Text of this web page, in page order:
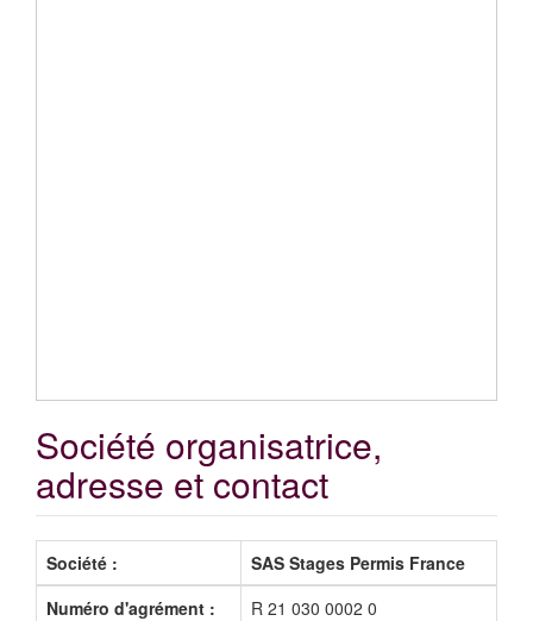
Société organisatrice,
adresse et contact
Société :
SAS Stages Permis France
Numéro d'agrément :
R 21 030 0002 0